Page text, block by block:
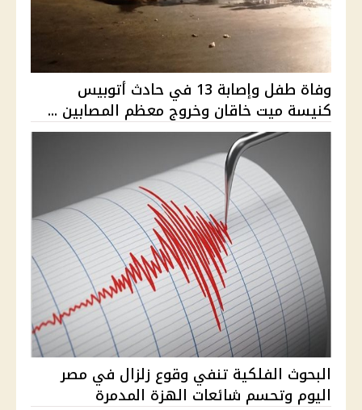
وفاة طفل وإصابة 13 في حادث أتوبيس
كنيسة ميت خاقان وخروج معظم المصابين ...
البحوث الفلكية تنفي وقوع زلزال في مصر
اليوم وتحسم شائعات الهزة المدمرة